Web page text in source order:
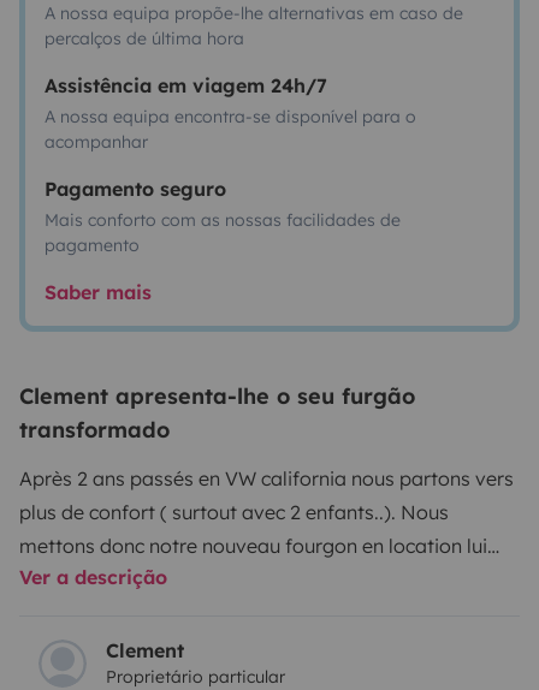
A nossa equipa propõe-lhe alternativas em caso de
percalços de última hora
Assistência em viagem 24h/7
A nossa equipa encontra-se disponível para o
acompanhar
Pagamento seguro
Mais conforto com as nossas facilidades de
pagamento
Saber mais
Clement apresenta-lhe o seu furgão
transformado
Après 2 ans passés en VW california nous partons vers
plus de confort ( surtout avec 2 enfants..). Nous
mettons donc notre nouveau fourgon en location lui
aussi. Font vendôme sur porteur fiat ducato 140cv, 4
de moins de 70kg) sur lits superposés à l'arrière (140 x
190 les 2, le lit du haut est en 2 parties et s'enlève si
Ver a descrição
Clement
Proprietário particular